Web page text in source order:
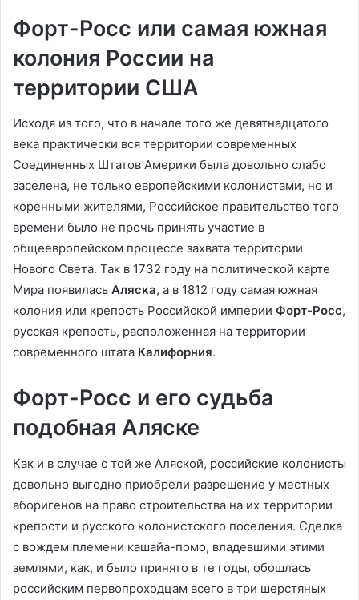
Форт-Росс или самая южная
колония России на
территории США
Исходя из того, что в начале того же девятнадцатого
века практически вся территории современных
Соединенных Штатов Америки была довольно слабо
заселена, не только европейскими колонистами, но и
коренными жителями, Российское правительство того
времени было не прочь принять участие в
общеевропейском процессе захвата территории
Нового Света. Так в 1732 году на политической карте
Мира появилась Аляска, а в 1812 году самая южная
колония или крепость Российской империи Форт-Росс,
русская крепость, расположенная на территории
современного штата Калифорния.
Форт-Росс и его судьба
подобная Аляске
Как и в случае с той же Аляской, российские колонисты
довольно выгодно приобрели разрешение у местных
аборигенов на право строительства на их территории
крепости и русского колонистского поселения. Сделка
с вождем племени кашайа-помо, владевшими этими
землями, как, и было принято в те годы, обошлась
российским первопроходцам всего в три шерстяных